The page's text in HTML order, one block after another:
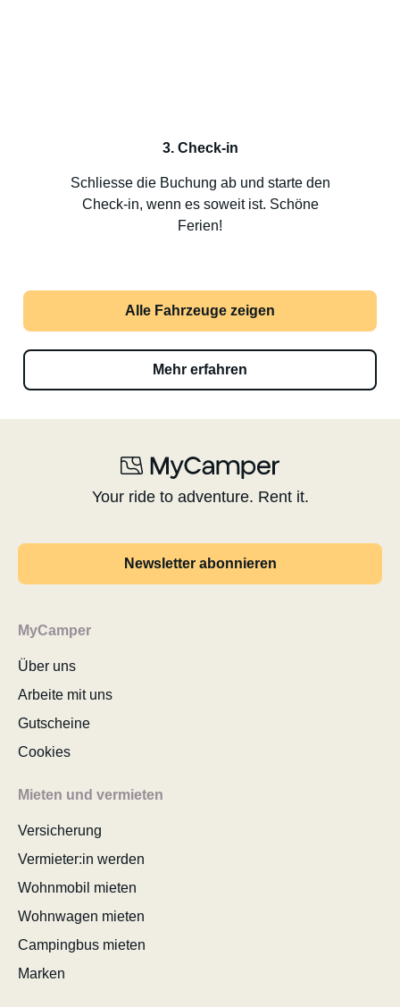
3. Check-in
Schliesse die Buchung ab und starte den
Check-in, wenn es soweit ist. Schöne
Ferien!
Alle Fahrzeuge zeigen
Mehr erfahren
Your ride to adventure. Rent it.
Newsletter abonnieren
MyCamper
Über uns
Arbeite mit uns
Gutscheine
Cookies
Mieten und vermieten
Versicherung
Vermieter:in werden
Wohnmobil mieten
Wohnwagen mieten
Campingbus mieten
Marken